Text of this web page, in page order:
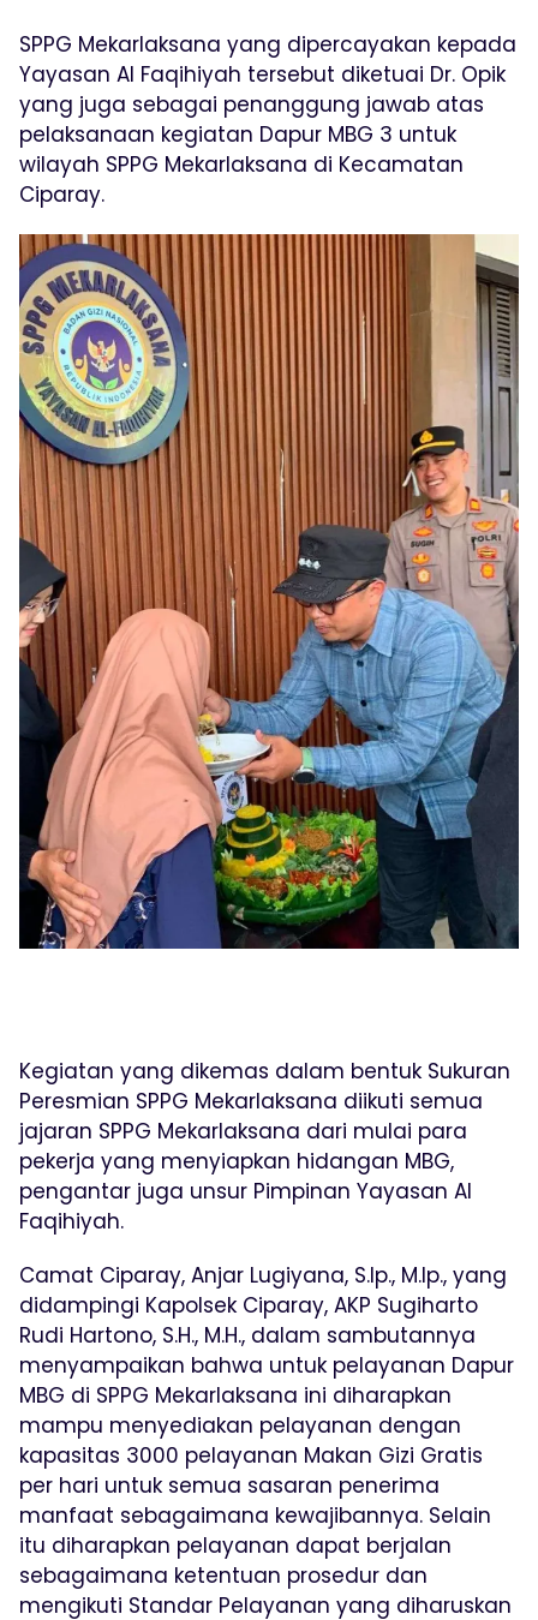
SPPG Mekarlaksana yang dipercayakan kepada
Yayasan Al Faqihiyah tersebut diketuai Dr. Opik
yang juga sebagai penanggung jawab atas
pelaksanaan kegiatan Dapur MBG 3 untuk
wilayah SPPG Mekarlaksana di Kecamatan
Ciparay.
Kegiatan yang dikemas dalam bentuk Sukuran
Peresmian SPPG Mekarlaksana diikuti semua
jajaran SPPG Mekarlaksana dari mulai para
pekerja yang menyiapkan hidangan MBG,
pengantar juga unsur Pimpinan Yayasan Al
Faqihiyah.
Camat Ciparay, Anjar Lugiyana, S.Ip., M.Ip., yang
didampingi Kapolsek Ciparay, AKP Sugiharto
Rudi Hartono, S.H., M.H., dalam sambutannya
menyampaikan bahwa untuk pelayanan Dapur
MBG di SPPG Mekarlaksana ini diharapkan
mampu menyediakan pelayanan dengan
kapasitas 3000 pelayanan Makan Gizi Gratis
per hari untuk semua sasaran penerima
manfaat sebagaimana kewajibannya. Selain
itu diharapkan pelayanan dapat berjalan
sebagaimana ketentuan prosedur dan
mengikuti Standar Pelayanan yang diharuskan